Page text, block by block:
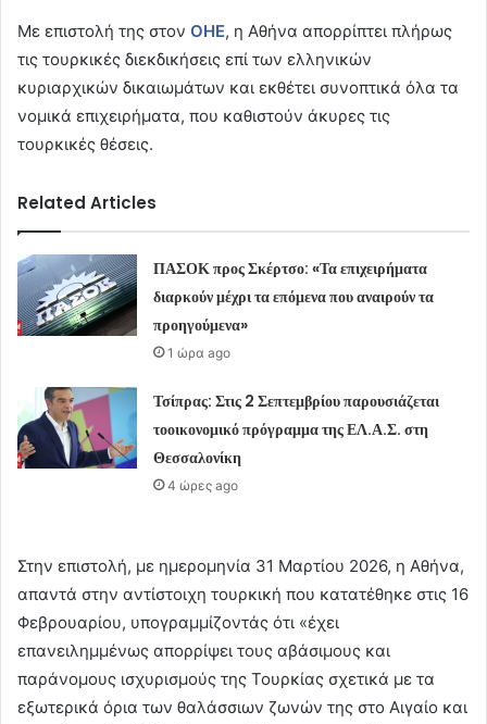
Με επιστολή της στον ΟΗΕ, η Αθήνα απορρίπτει πλήρως
τις τουρκικές διεκδικήσεις επί των ελληνικών
κυριαρχικών δικαιωμάτων και εκθέτει συνοπτικά όλα τα
νομικά επιχειρήματα, που καθιστούν άκυρες τις
τουρκικές θέσεις.
Related Articles
ΠΑΣΟΚ προς Σκέρτσο: «Τα επιχειρήματα
διαρκούν μέχρι τα επόμενα που αναιρούν τα
προηγούμενα»
1 ώρα ago
Τσίπρας: Στις 2 Σεπτεμβρίου παρουσιάζεται
τοοικονομικό πρόγραμμα της ΕΛ.Α.Σ. στη
Θεσσαλονίκη
4 ώρες ago
Στην επιστολή, με ημερομηνία 31 Μαρτίου 2026, η Αθήνα,
απαντά στην αντίστοιχη τουρκική που κατατέθηκε στις 16
Φεβρουαρίου, υπογραμμίζοντάς ότι «έχει
επανειλημμένως απορρίψει τους αβάσιμους και
παράνομους ισχυρισμούς της Τουρκίας σχετικά με τα
εξωτερικά όρια των θαλάσσιων ζωνών της στο Αιγαίο και